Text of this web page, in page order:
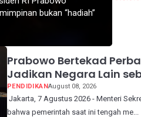
bukan “hadiah”
Prabowo Bertekad
Jadikan Negara Lain
PENDIDIKANAugust 08, 2026
Jakarta, 7 Agustus 2026 - Menteri
bahwa pemerintah saat ini tengah me...